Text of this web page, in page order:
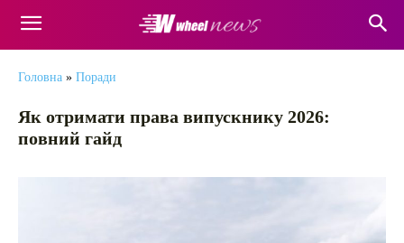
Головна » Поради
Як отримати права випускнику 2026:
повний гайд